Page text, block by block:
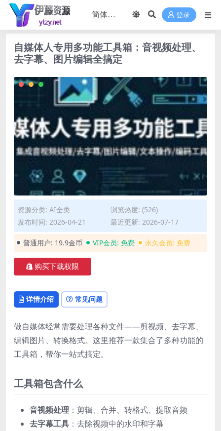
登录
自媒体人专用多功能工具箱：音视频处理、
去字幕、图片编辑全搞定
资源分类: AI全类
浏览热度: (526)
发布时间: 2026-04-21
最近更新: 2026-07-17
普通用户: 19.9金币 VIP会员: 免费 永久会员: 免费
购买下载权限
详情介绍 常见问题
做自媒体经常需要处理各种文件——剪视频、去字幕、
编辑图片、转换格式。这里推荐一款集合了多种功能的
工具箱，帮你一站式搞定。
工具箱包含什么
音视频处理 ：剪辑、合并、转格式、提取音频
去字幕工具 ：去除视频中的水印和字幕